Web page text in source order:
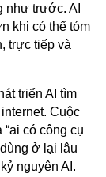
như trước. AI
khi có thể tóm
trực tiếp và
triển AI tìm
Cuộc
có công cụ
ở lại lâu
nguyên AI.